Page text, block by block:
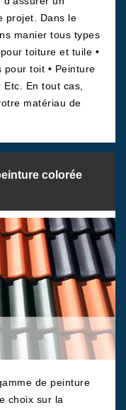
projet. Dans le
manier tous types
toiture et tuile •
pour toit • Peinture
En tout cas,
matériau de
colorée
de peinture
choix sur la